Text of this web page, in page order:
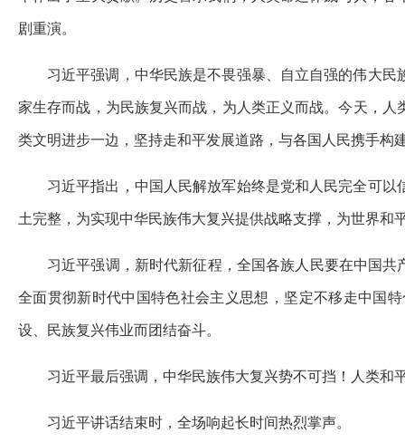
剧重演。
习近平强调，中华民族是不畏强暴、自立自强的伟大
家生存而战，为民族复兴而战，为人类正义而战。今天，
类文明进步一边，坚持走和平发展道路，与各国人民携手构
习近平指出，中国人民解放军始终是党和人民完全可
土完整，为实现中华民族伟大复兴提供战略支撑，为世界和
习近平强调，新时代新征程，全国各族人民要在中国
全面贯彻新时代中国特色社会主义思想，坚定不移走中国
设、民族复兴伟业而团结奋斗。
习近平最后强调，中华民族伟大复兴势不可挡！人类和
习近平讲话结束时，全场响起长时间热烈掌声。